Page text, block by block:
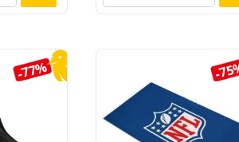
-77% -